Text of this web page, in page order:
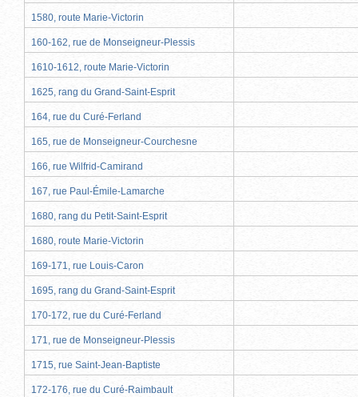
1580, route Marie-Victorin
160-162, rue de Monseigneur-Plessis
1610-1612, route Marie-Victorin
1625, rang du Grand-Saint-Esprit
164, rue du Curé-Ferland
165, rue de Monseigneur-Courchesne
166, rue Wilfrid-Camirand
167, rue Paul-Émile-Lamarche
1680, rang du Petit-Saint-Esprit
1680, route Marie-Victorin
169-171, rue Louis-Caron
1695, rang du Grand-Saint-Esprit
170-172, rue du Curé-Ferland
171, rue de Monseigneur-Plessis
1715, rue Saint-Jean-Baptiste
172-176, rue du Curé-Raimbault